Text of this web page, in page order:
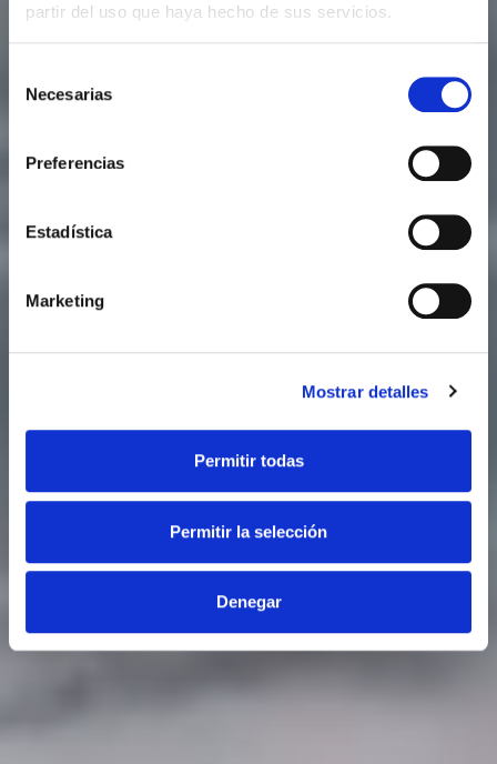
partir del uso que haya hecho de sus servicios.
Necesarias
Preferencias
Estadística
Marketing
Mostrar detalles
Permitir todas
Permitir la selección
Denegar